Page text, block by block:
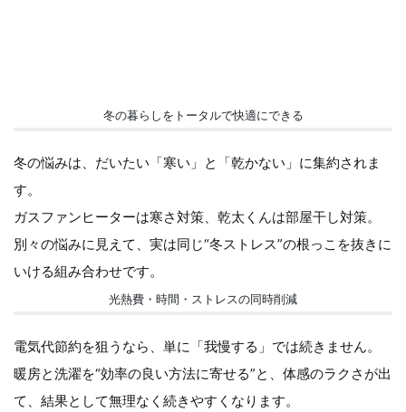
冬の暮らしをトータルで快適にできる
冬の悩みは、だいたい「寒い」と「乾かない」に集約されま
す。
ガスファンヒーターは寒さ対策、乾太くんは部屋干し対策。
別々の悩みに見えて、実は同じ“冬ストレス”の根っこを抜きに
いける組み合わせです。
光熱費・時間・ストレスの同時削減
電気代節約を狙うなら、単に「我慢する」では続きません。
暖房と洗濯を“効率の良い方法に寄せる”と、体感のラクさが出
て、結果として無理なく続きやすくなります。